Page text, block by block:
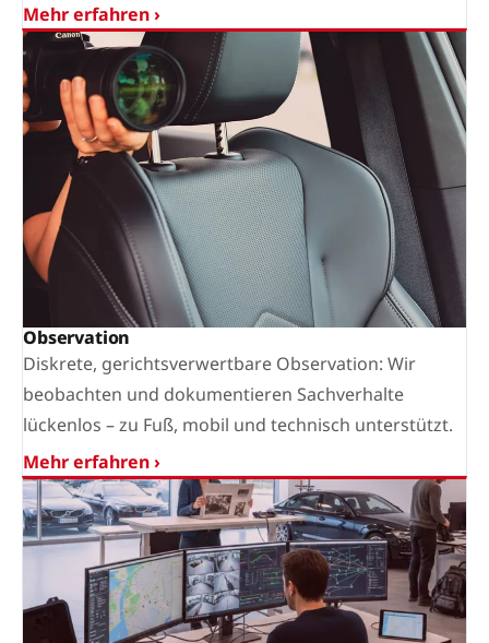
Mehr erfahren ›
Observation
Diskrete, gerichtsverwertbare Observation: Wir
beobachten und dokumentieren Sachverhalte
lückenlos – zu Fuß, mobil und technisch unterstützt.
Mehr erfahren ›